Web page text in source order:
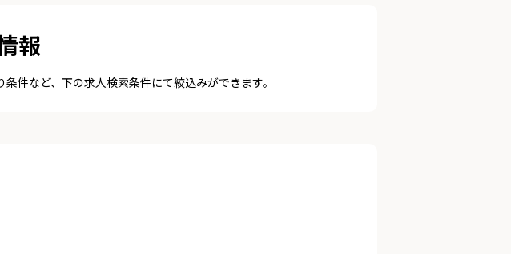
報
件など、下の求人検索条件にて絞込みができます。